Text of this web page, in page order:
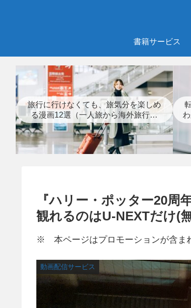
書籍サービス
旅行に行けなくても、旅気分を楽しめ
る漫画12選（一人旅から海外旅行ま
で）
『ハリー・ポッター20
観れるのはU-NEXTだけ(
※ 本ページはプロモーションが含ま
動画配信サービス